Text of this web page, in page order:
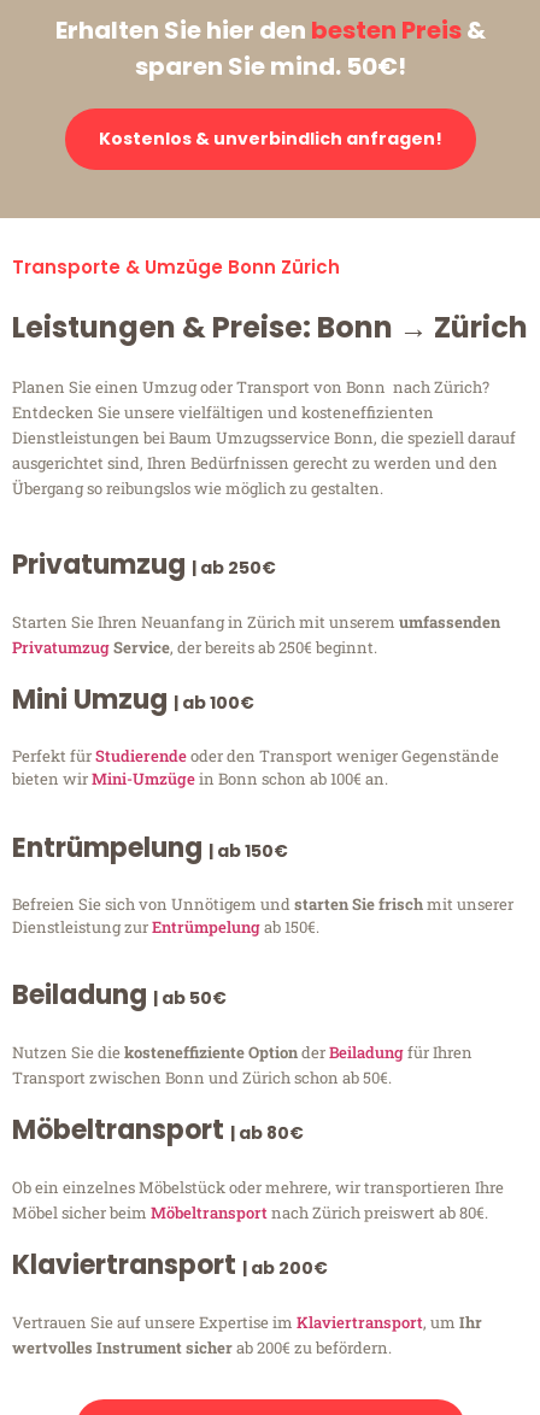
Erhalten Sie hier den besten Preis&
sparen Sie mind. 50€!
Kostenlos & unverbindlich anfragen!
Transporte & Umzüge Bonn Zürich
Leistungen & Preise: Bonn → Zürich
Planen Sie einen Umzug oder Transport von Bonn nach Zürich?
Entdecken Sie unsere vielfältigen und kosteneffizienten
Dienstleistungen bei Baum Umzugsservice Bonn, die speziell darauf
ausgerichtet sind, Ihren Bedürfnissen gerecht zu werden und den
Übergang so reibungslos wie möglich zu gestalten.
Privatumzug | ab 250€
Starten Sie Ihren Neuanfang in Zürich mit unserem umfassenden
PrivatumzugService, der bereits ab 250€ beginnt.
Mini Umzug | ab 100€
Perfekt fürStudierendeoder den Transport weniger Gegenstände
bieten wirMini-Umzügein Bonn schon ab 100€ an.
Entrümpelung | ab 150€
Befreien Sie sich von Unnötigem undstarten Sie frischmit unserer
Dienstleistung zurEntrümpelungab 150€.
Beiladung | ab 50€
Nutzen Sie diekosteneffiziente OptionderBeiladungfür Ihren
Transport zwischen Bonn und Zürich schon ab 50€.
Möbeltransport | ab 80€
Ob ein einzelnes Möbelstück oder mehrere, wir transportieren Ihre
Möbel sicher beim Möbeltransportnach Zürich preiswert ab 80€.
Klaviertransport | ab 200€
Vertrauen Sie auf unsere Expertise im Klaviertransport, um Ihr
wertvolles Instrument sicherab 200€ zu befördern.